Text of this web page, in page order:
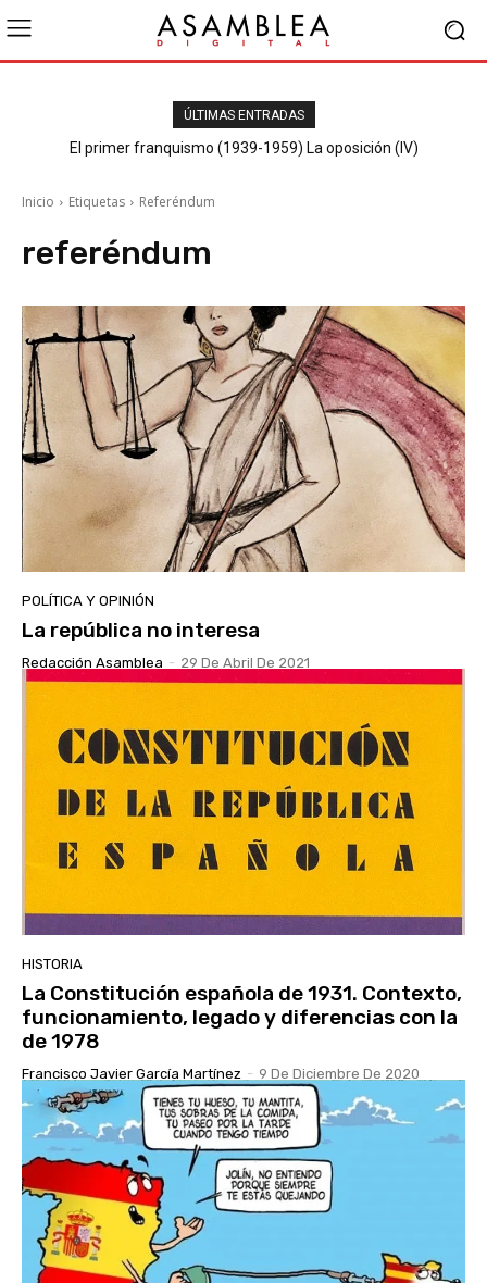
ÚLTIMAS ENTRADAS
El primer franquismo (1939-1959) La oposición (IV)
Inicio Etiquetas Referéndum
referéndum
POLÍTICA Y OPINIÓN
La república no interesa
Redacción Asamblea - 29 De Abril De 2021
HISTORIA
La Constitución española de 1931. Contexto,
funcionamiento, legado y diferencias con la
de 1978
Francisco Javier García Martínez - 9 De Diciembre De 2020